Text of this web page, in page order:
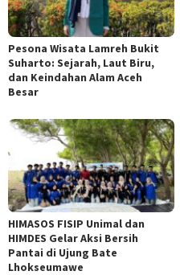
Pesona Wisata Lamreh Bukit
Suharto: Sejarah, Laut Biru,
dan Keindahan Alam Aceh
Besar
HIMASOS FISIP Unimal dan
HIMDES Gelar Aksi Bersih
Pantai di Ujung Bate
Lhokseumawe